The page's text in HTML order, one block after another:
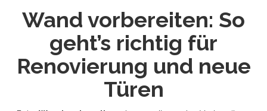
Wand vorbereiten: So
geht’s richtig für
Renovierung und neue
Türen